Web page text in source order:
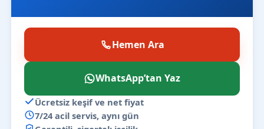
Hemen Ara
WhatsApp’tan Yaz
Ücretsiz keşif ve net fiyat
7/24 acil servis, aynı gün